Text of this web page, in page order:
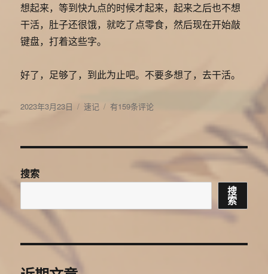
的
时
候
了
什
想起来，等到快九点的时候才起来，起来之后也不想
干活，肚子还很饿，就吃了点零食，然后现在开始敲
键盘，打着这些字。
好了，足够了，到此为止吧。不要多想了，去干活。
发
2023年3月23日
分
速记
记
次
晚
有159条评论
搜索
搜
索